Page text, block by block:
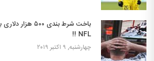
باخت شرط بندی
NFL !!
چهارشنبه, ۹ اکتبر ۲۰۱۹